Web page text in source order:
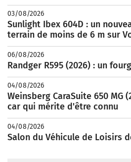
03/08/2026
Sunlight Ibex 604D : un
terrain de moins de 6 m sur
06/08/2026
Randger R595 (2026) : un
04/08/2026
Weinsberg CaraSuite 650 MG
car qui mérite d'être connu
04/08/2026
Salon du Véhicule de Loisirs